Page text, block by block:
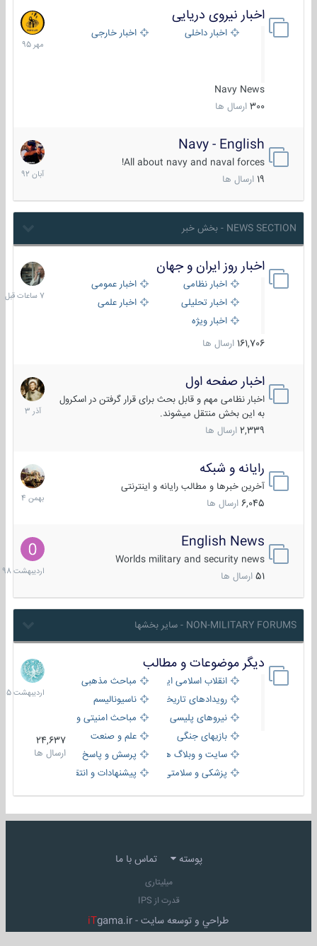
اخبار نیروی دریایی
اخبار داخلی اخبار خارجی
Navy News
300 ارسال ها
27
مهر
1395
Navy - English
All about navy and naval forces!
ارسال ها
22
آبان
1392
NEWS SECTION - بخش خبر
اخبار روز ایران و جهان
اخبار نظامی
اخبار عمومی
اخبار تحلیلی
اخبار علمی
اخبار ویژه
161,706 ارسال ها
7
ساعات
قبل
اخبار صفحه اول
اخبار نظامی مهم و قابل بحث برای قرار گرفتن در اسکرول
به این بخش منتقل میشوند.
2,339 ارسال ها
7
آذر
1403
رایانه و شبکه
آخرین خبرها و مطالب رایانه و اینترنتی
6,045 ارسال ها
30
بهمن
1404
English News
Worlds military and security news
51 ارسال ها
10
1398
NON-MILITARY FORUMS - سایر بخشها
دیگر موضوعات و مطالب
انقلاب اسلامی ایران
مباحث مذهبی
رویدادهای تاریخی و مذهبیناسیونالیسم
نیروهای پلیسی
مباحث امنیتی و اطلاعاتی
بازیهای جنگی
علم و صنعت
سایت و وبلاگ ها
پرسش و پاسخ
پزشکی و سلامتی
پیشنهادات و انتقادات
24,637
ارسال ها
8
1405
پوسته تماس با ما
میلیتاری
قدرت از IPS
طراحي و توسعه سايت - iTgama.ir